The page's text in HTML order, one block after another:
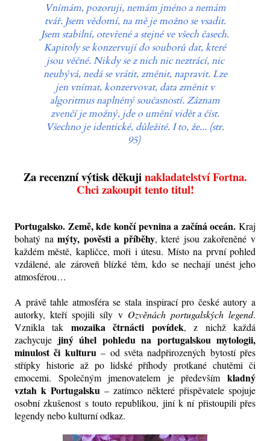
Vnímám, pozoruji, nemám jméno a nemám
tvář. Jsem vědomí, na mě je možno se vsadit.
Jsem stabilní, otevřené a stejné ve všech časech.
Kapitoly se konzervují do souborů dat, které
jsou věčné. Nikdy se z nich nic neztrácí, nic
neubývá, nedá se vrátit, změnit, napravit. Lze
jen vnímat, konzervovat, data změnit v
algoritmus naplněný současností. Záznam
zvenčí je možný, jde o umění vidět a číst.
Všechno je identické, důležité. I to, že... (str.
95)
Za recenzní výtisk děkujinakladatelství Fortna.
Chci zakoupit tento titul!
Portugalsko. Země, kde končí pevnina a začíná oceán. Kraj
bohatý namýty, pověsti a příběhy, které jsou zakořeněné v
každém městě, kapličce, moři i útesu. Místo na první pohled
vzdálené, ale zároveň blízké těm, kdo se nechají unést jeho
atmosférou…
A právě tahle atmosféra se stala inspirací pro české autory a
autorky, kteří spojili síly v Ozvěnách portugalských legend.
Vznikla tak mozaika čtrnácti povídek, z nichž každá
zachycuje jiný úhel pohledu na portugalskou mytologii,
minulost či kulturu – od světa nadpřirozených bytostí přes
střípky historie až po lidské příhody protkané chutěmi či
emocemi. Společným jmenovatelem je především kladný
vztah k Portugalsku – zatímco některé přispěvatele spojuje
osobní zkušenost s touto republikou, jiní k ní přistoupili přes
legendy nebo kulturní odkaz.